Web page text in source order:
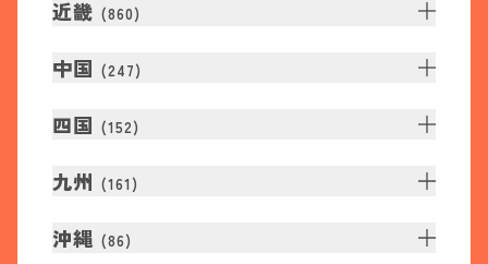
近畿 (860)
中国 (247)
四国 (152)
九州 (161 )
沖縄 (86)